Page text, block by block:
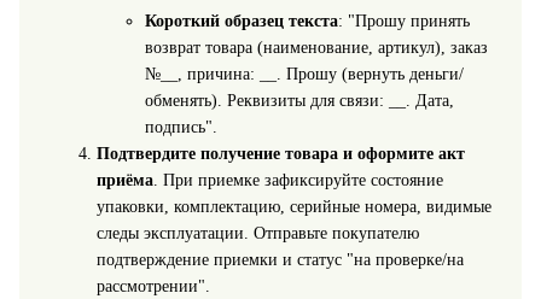
Короткий образец текста: "Прошу принять
возврат товара (наименование, артикул), заказ
№__, причина: __. Прошу (вернуть деньги/
обменять). Реквизиты для связи: __. Дата,
подпись".
Подтвердите получение товара и оформите акт
приёма. При приемке зафиксируйте состояние
упаковки, комплектацию, серийные номера, видимые
следы эксплуатации. Отправьте покупателю
подтверждение приемки и статус "на проверке/на
рассмотрении".